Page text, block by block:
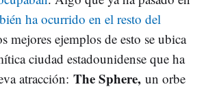
ha ocurrido en el resto del
mejores ejemplos de esto se ubica
ciudad estadounidense que ha
atracción: The Sphere, un orbe